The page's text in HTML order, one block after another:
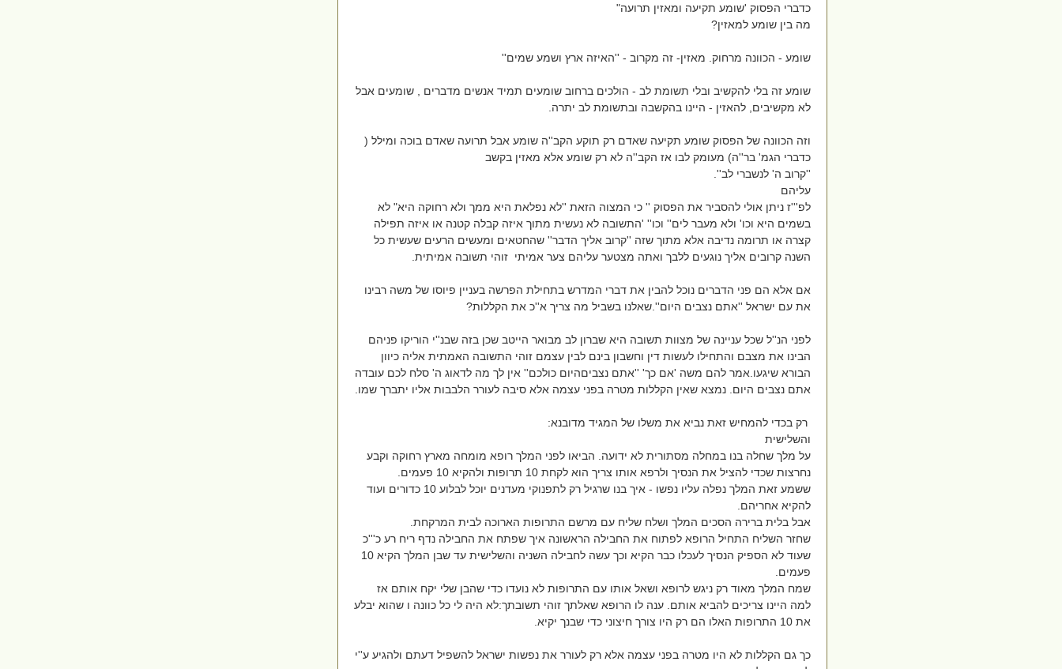
כדברי הפסוק 'שומע תקיעה ומאזין תרועה"
מה בין שומע למאזין?
שומע - הכוונה מרחוק. מאזין- זה מקרוב - ''האיזה ארץ ושמע שמים''
שומע זה בלי להקשיב ובלי תשומת לב - הולכים ברחוב שומעים תמיד אנשים מדברים , שומעים אבל
לא מקשיבים, להאזין - היינו בהקשבה ובתשומת לב יתרה.
וזה הכוונה של הפסוק שומע תקיעה שאדם רק תוקע הקב''ה שומע אבל תרועה שאדם בוכה ומילל (
כדברי הגמ' בר''ה) מעומק לבו אז הקב''ה לא רק שומע אלא מאזין בקשב
''קרוב ה' לנשברי לב''.
עליהם
לפ'''ז ניתן אולי להסביר את הפסוק '' כי המצוה הזאת ''לא נפלאת היא ממך ולא רחוקה היא" לא
בשמים היא וכו' ולא מעבר לים'' וכו'' 'התשובה לא נעשית מתוך איזה קבלה קטנה או איזה תפילה
קצרה או תרומה נדיבה אלא מתוך שזה ''קרוב אליך הדבר'' שהחטאים ומעשים הרעים שעשית כל
השנה קרובים אליך נוגעים ללבך ואתה מצטער עליהם צער אמיתי זוהי תשובה אמיתית.
אם אלא הם פני הדברים נוכל להבין את דברי המדרש בתחילת הפרשה בעניין פיוסו של משה רבינו
את עם ישראל ''אתם נצבים היום''.שאלנו בשביל מה צריך א''כ את הקללות?
לפני הנ''ל שכל עניינה של מצוות תשובה היא שברון לב מבואר הייטב שכן בזה שבנ''י הוריקו פניהם
הבינו את מצבם והתחילו לעשות דין וחשבון בינם לבין עצמם זוהי התשובה האמתית אליה כיוון
הבורא שיגעו.אמר להם משה 'אם כך' ''אתם נצביםהיום כולכם'' אין לך מה לדאוג ה' סלח לכם עובדה
אתם נצבים היום. נמצא שאין הקללות מטרה בפני עצמה אלא סיבה לעורר הלבבות אליו יתברך שמו.
רק בכדי להמחיש זאת נביא את משלו של המגיד מדובנא:
והשלישית
על מלך שחלה בנו במחלה מסתורית לא ידועה. הביאו לפני המלך רופא מומחה מארץ רחוקה וקבע
נחרצות שכדי להציל את הנסיך ולרפא אותו צריך הוא לקחת 10 תרופות ולהקיא 10 פעמים.
ששמע זאת המלך נפלה עליו נפשו - איך בנו שרגיל רק לתפנוקי מעדנים יוכל לבלוע 10 כדורים ועוד
להקיא אחריהם.
אבל בלית ברירה הסכים המלך ושלח שליח עם מרשם התרופות הארוכה לבית המרקחת.
שחזר השליח התחיל הרופא לפתוח את החבילה הראשונה איך שפתח את החבילה נדף ריח רע כ'''כ
שעוד לא הספיק הנסיך לעכלו כבר הקיא וכך עשה לחבילה השניה והשלישית
עד שבן המלך הקיא 10
פעמים.
שמח המלך מאוד רק ניגש לרופא ושאל אותו עם התרופות לא נועדו כדי שהבן שלי יקח אותם אז
למה היינו צריכים להביא אותם. ענה לו הרופא שאלתך זוהי תשובתך:לא היה לי כל כוונה ו שהוא יבלע
את 10 התרופות האלו הם רק היו צורך חיצוני כדי שבנך יקיא.
כך גם הקללות לא היו מטרה בפני עצמה אלא רק לעורר את נפשות ישראל להשפיל דעתם ולהגיע ע''י